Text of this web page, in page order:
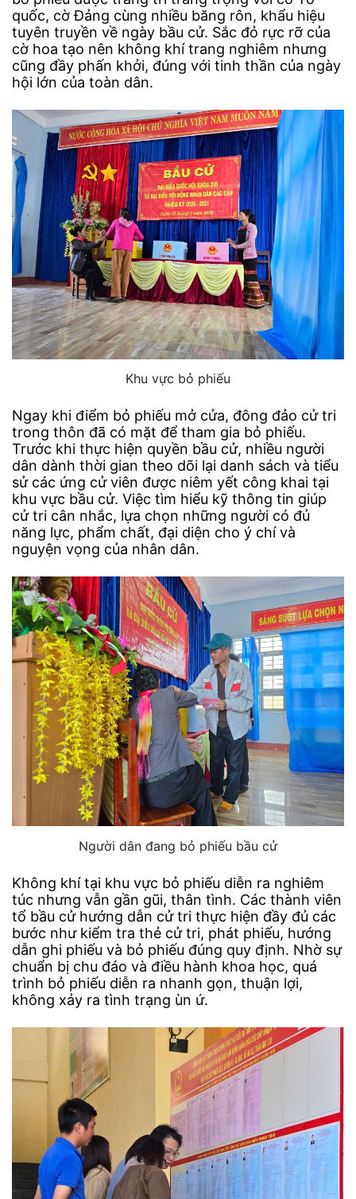
quốc, cờ Đảng cùng nhiều băng rôn, khẩu hiệu
tuyên truyền về ngày bầu cử. Sắc đỏ rực rỡ của
cờ hoa tạo nên không khí trang nghiêm nhưng
cũng đầy phấn khởi, đúng với tinh thần của ngày
hội lớn của toàn dân.
Khu vực bỏ phiếu
Ngay khi điểm bỏ phiếu mở cửa, đông đảo cử tri
trong thôn đã có mặt để tham gia bỏ phiếu.
Trước khi thực hiện quyền bầu cử, nhiều người
dân dành thời gian theo dõi lại danh sách và tiểu
sử các ứng cử viên được niêm yết công khai tại
khu vực bầu cử. Việc tìm hiểu kỹ thông tin giúp
cử tri cân nhắc, lựa chọn những người có đủ
năng lực, phẩm chất, đại diện cho ý chí và
nguyện vọng của nhân dân.
Người dân đang bỏ phiếu bầu cử
Không khí tại khu vực bỏ phiếu diễn ra nghiêm
túc nhưng vẫn gần gũi, thân tình. Các thành viên
tổ bầu cử hướng dẫn cử tri thực hiện đầy đủ các
bước như kiểm tra thẻ cử tri, phát phiếu, hướng
dẫn ghi phiếu và bỏ phiếu đúng quy định. Nhờ sự
chuẩn bị chu đáo và điều hành khoa học, quá
trình bỏ phiếu diễn ra nhanh gọn, thuận lợi,
không xảy ra tình trạng ùn ứ.